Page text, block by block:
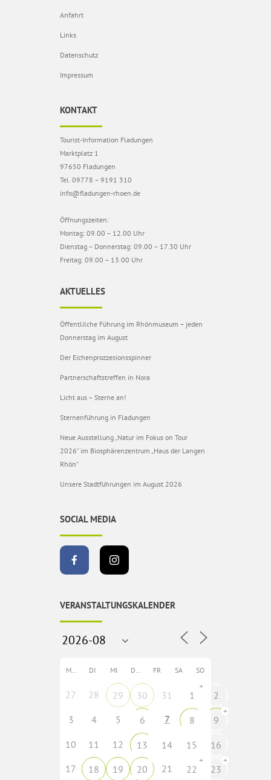
Anfahrt
Links
Datenschutz
Impressum
KONTAKT
Tourist-Information Fladungen
Marktplatz 1
97650 Fladungen
Tel. 09778 – 9191 310
info@fladungen-rhoen.de
Öffnungszeiten:
Montag: 09.00 – 12.00 Uhr
Dienstag – Donnerstag: 09.00 – 17.30 Uhr
Freitag: 09.00 – 13.00 Uhr
AKTUELLES
Öffentlilche Führung im Rhönmuseum – jeden
Donnerstag im August
Der Eichenprozzesionsspinner
Partnerschaftstreffen in Nora
Licht aus – Sterne an!
Sternenführung in Fladungen
Neue Ausstellung „Natur im Fokus on Tour
2026“ im Biosphärenzentrum „Haus der Langen
Rhön“
Unsere Stadtführungen im August 2026
SOCIAL MEDIA
VERANSTALTUNGSKALENDER
DI MI FR SA SO
27 28 29 30 31 1
+
2
3
4 5 6 7 8 9
+
10 11 12 13 14 15
16
17
18 19 20 21 22
+
23
+